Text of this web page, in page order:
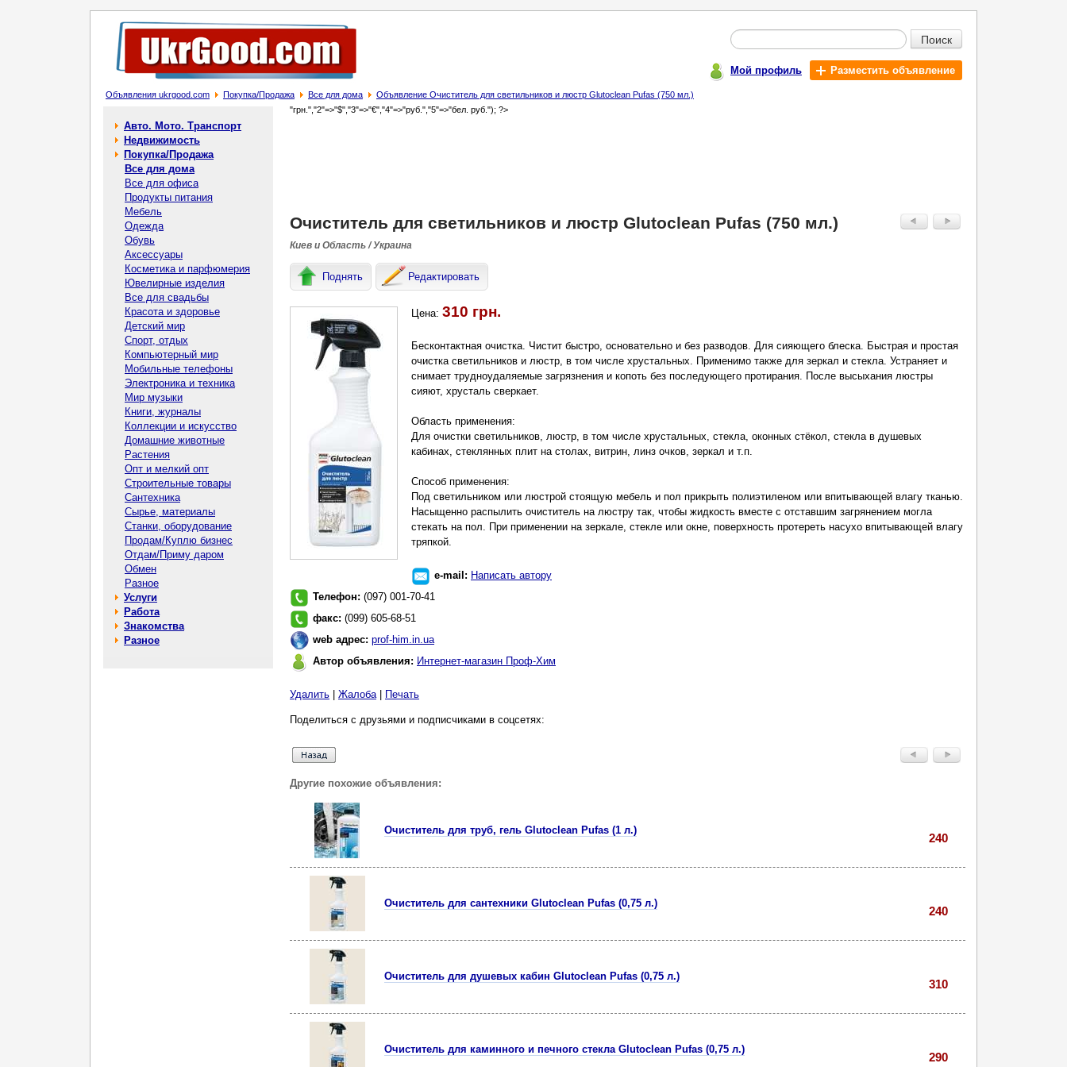
Поиск
Мой профиль Разместить объявление
Объявления ukrgood.com Покупка/Продажа Все для дома Объявление Очиститель для светильников и люстр Glutoclean Pufas (750 мл.)
Авто. Мото. Транспорт
Недвижимость
Покупка/Продажа
Все для дома
Все для офиса
Продукты питания
Мебель
Одежда
Обувь
Аксессуары
Косметика и парфюмерия
Ювелирные изделия
Все для свадьбы
Красота и здоровье
Детский мир
Спорт, отдых
Компьютерный мир
Мобильные телефоны
Электроника и техника
Мир музыки
Книги, журналы
Коллекции и искусство
Домашние животные
Растения
Опт и мелкий опт
Строительные товары
Сантехника
Сырье, материалы
Станки, оборудование
Продам/Куплю бизнес
Отдам/Приму даром
Обмен
Разное
Услуги
Работа
Знакомства
Разное
"грн.","2"=>"$","3"=>"€","4"=>"руб.","5"=>"бел. руб."); ?>
Очиститель для светильников и люстр Glutoclean Pufas (750 мл.)
Киев и Область / Украина
Поднять Редактировать
Цена: 310 грн.
Бесконтактная очистка. Чистит быстро, основательно и без разводов. Для сияющего блеска. Быстрая и простая
очистка светильников и люстр, в том числе хрустальных. Применимо также для зеркал и стекла. Устраняет и
снимает трудноудаляемые загрязнения и копоть без последующего протирания. После высыхания люстры
сияют, хрусталь сверкает.
Область применения:
Для очистки светильников, люстр, в том числе хрустальных, стекла, оконных стёкол, стекла в душевых
кабинах, стеклянных плит на столах, витрин, линз очков, зеркал и т.п.
Способ применения:
Под светильником или люстрой стоящую мебель и пол прикрыть полиэтиленом или впитывающей влагу тканью.
Насыщенно распылить очиститель на люстру так, чтобы жидкость вместе с отставшим загрянением могла
стекать на пол. При применении на зеркале, стекле или окне, поверхность протереть насухо впитывающей влагу
тряпкой.
e-mail: Написать автору
Телефон: (097) 001-70-41
факс: (099) 605-68-51
web адрес: prof-him.in.ua
Автор объявления: Интернет-магазин Проф-Хим
Удалить Жалоба| Печать
Поделиться с друзьями и подписчиками в соцсетях:
Другие похожие объявления:
Очиститель для труб, гель Glutoclean Pufas (1 л.)
240
Очиститель для сантехники Glutoclean Pufas (0,75 л.)
240
Очиститель для душевых кабин Glutoclean Pufas (0,75 л.)
310
Очиститель для каминного и печного стекла Glutoclean Pufas (0,75 л.)
290